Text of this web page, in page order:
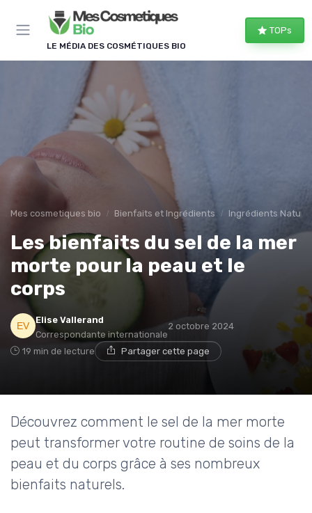
LE MÉDIA DES COSMÉTIQUES BIO
TOPs
Mes cosmetiques bio Bienfaits et Ingrédients Ingrédients
Les bienfaits du sel de la mer
morte pour la peau et le
corps
Elise Vallerand
Correspondante internationale
2 octobre 2024
19 min de lecture Partager cette page
Découvrez comment le sel de la mer morte
peut transformer votre routine de soins de la
peau et du corps grâce à ses nombreux
bienfaits naturels.
Panneau de gestion des cookies